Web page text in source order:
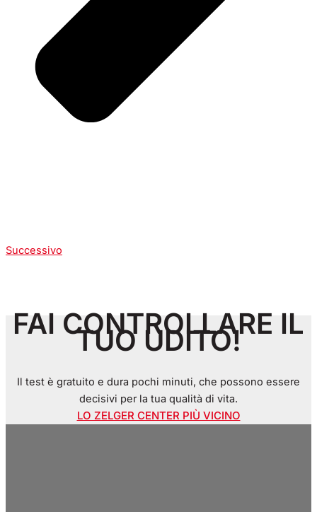
Successivo
FAI CONTROLLARE IL
TUO UDITO!
Il test è gratuito e dura pochi minuti, che possono essere
decisivi per la tua qualità di vita.
LO ZELGER CENTER PIÙ VICINO